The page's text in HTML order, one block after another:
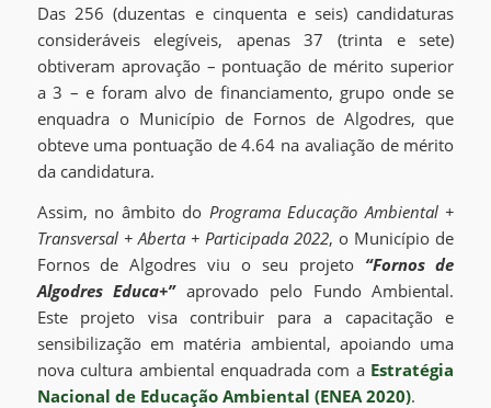
Das 256 (duzentas e cinquenta e seis) candidaturas
consideráveis elegíveis, apenas 37 (trinta e sete)
obtiveram aprovação – pontuação de mérito superior
a 3 – e foram alvo de financiamento, grupo onde se
enquadra o Município de Fornos de Algodres, que
obteve uma pontuação de 4.64 na avaliação de mérito
da candidatura.
Assim, no âmbito do Programa Educação Ambiental +
Transversal + Aberta + Participada 2022, o Município de
Fornos de Algodres viu o seu projeto “Fornos de
Algodres Educa+”aprovado pelo Fundo Ambiental.
Este projeto visa contribuir para a capacitação e
sensibilização em matéria ambiental, apoiando uma
nova cultura ambiental enquadrada com a Estratégia
Nacional de Educação Ambiental (ENEA 2020).